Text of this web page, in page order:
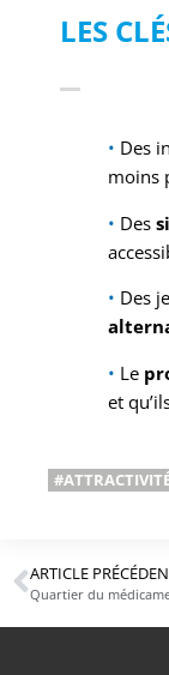
LES
• Des
moins
• Des
• Des
• Le
et
ARTICLE